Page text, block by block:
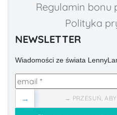
Regulamin bonu
Polityka
NEWSLETTER
Wiadomości ze świata
→ PRZESUŃ,
→